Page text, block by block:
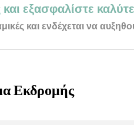
εξασφαλίστε
και ενδέχεται να
Εκδρομής